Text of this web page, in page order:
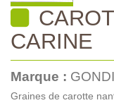
CARINE
Marque :
Graines de carotte